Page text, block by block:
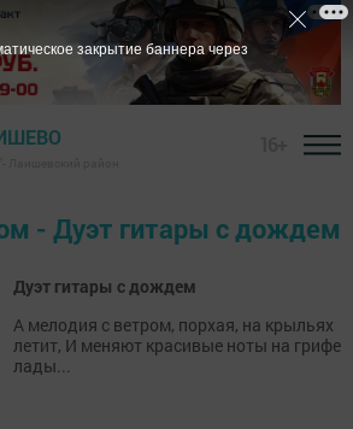
- Дуэт гитары с дождем
Дуэт гитары с дождем
А мелодия с ветром, порхая, на крыльях
летит, И меняют красивые ноты на грифе
лады...
закрытие баннера через